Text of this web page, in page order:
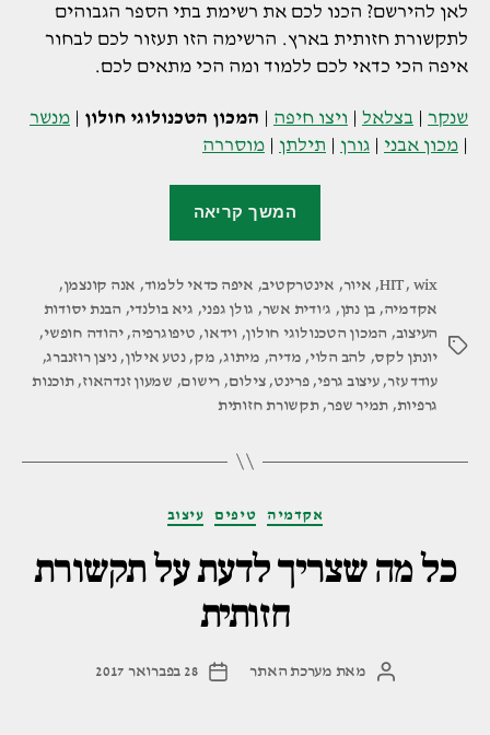
לאן להירשם? הכנו לכם את רשימת בתי הספר הגבוהים
לתקשורת חזותית בארץ. הרשימה הזו תעזור לכם לבחור
איפה הכי כדאי לכם ללמוד ומה הכי מתאים לכם.
שנקר | בצלאל | ויצו חיפה | המכון הטכנולוגי חולון | מנשר
| מכון אבני | גורן | תילתן | מוסררה
המשך קריאה
(HIT)"
תגיות
HIT, wix
, איור, אינטרקטיב, איפה כדאי ללמוד, אנה קונצמן,
אקדמיה, בן נתן, ג'ודית אשר, גולן גפני, גיא בולנדי, הבנת יסודות
העיצוב, המכון הטכנולוגי חולון, וידאו, טיפוגרפיה,יהודה חופשי,
יונתן לקס, להב הלוי, מדיה, מיתוג, מק,נטע אילון,ניצן רוזנברג,
עודד עזר,עיצוב גרפי,פרינט,צילום, רישום, שמעון זנדהאוז,תוכנות
גרפיות, תמיר שפר,תקשורת חזותית
קטגוריות אקדמיה טיפים עיצוב
כל מה שצריך לדעת על תקשורת
חזותית
המחבר
מאת מערכת האתר
תאריך
28 בפברואר 2017